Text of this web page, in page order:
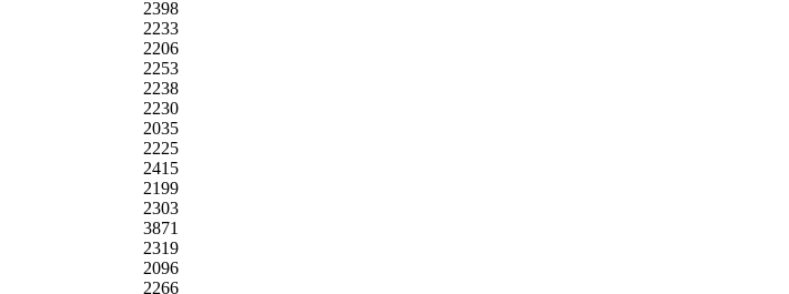
2398
2233
2206
2253
2238
2230
2035
2225
2415
2199
2303
3871
2319
2096
2266